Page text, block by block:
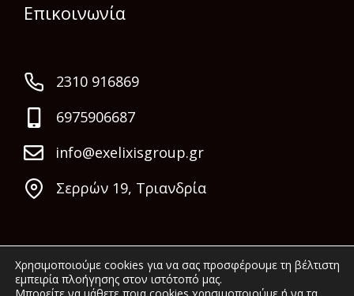
Επικοινωνία
2310 916869
6975906687
info@exelixisgroup.gr
Σερρών 19, Τριανδρία
Χρησιμοποιούμε cookies για να σας προσφέρουμε τη βέλτιστη
εμπειρία πλοήγησης στον ιστότοπό μας.